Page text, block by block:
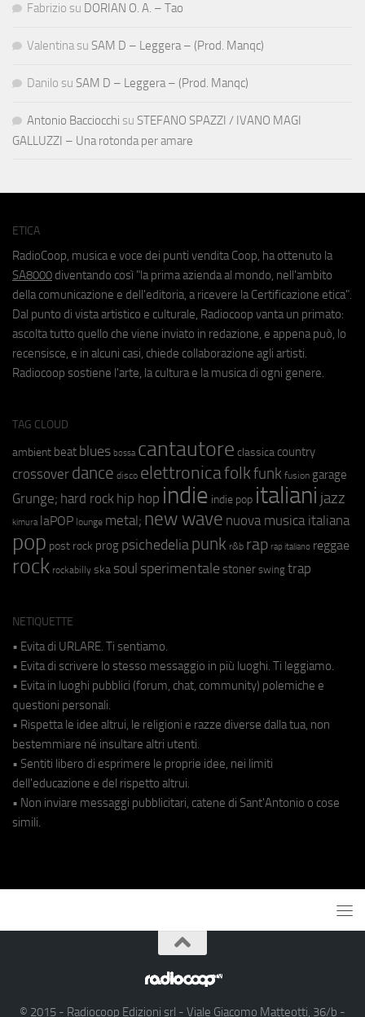
Fabrizio su DORIAN O. A. – Tao
Valentina su SAM D – Leggera – (Prod. Manqc)
Danilo su SAM D – Leggera – (Prod. Manqc)
Antonio Bacciocchi su STEFANO SPAZZI / IVANO MAGI
GALLUZZI – Una rotonda per amare
ETICA
RadioCoop, musica e voce dei punti vendita Coop, ha ottenuto la
SA8000 diventando così "la prima azienda al mondo, nell'ambito
della comunicazione e dell'editoria, a ricevere la Certificazione etica".
Dal punto di vista artistico e culturale, Radiocoop vanta un primato:
ascolta tutto quello che viene inviato in redazione, e appena può, lo
recensisce, e in alcuni casi, chiede collaborazione agli artisti.
Radiocoop sostiene l'arte, la cultura e la musica di ogni genere.
TAG CLOUD
ambient beat blues bossa cantautore classica country
crossover dance disco elettronicafolkfunk fusion garage
Grunge; hard rock hip hop indie indie pop italiani jazz
kimura laPOP lounge metal; new wave nuova musica italiana
pop post rock prog psichedeliapunk r&b rap rap italiano reggae
rock rockabilly ska soul sperimentale stoner swing trap
NETIQUETTE
• Evita di URLARE. Ti sentiamo.
• Evita di scrivere lo stesso messaggio in più luoghi. Ti leggiamo.
• Evita in luoghi pubblici (forum, chat, community) polemiche e
questioni personali.
• Rispetta le idee altrui, le religioni e razze diverse dalla tua, non
bestemmiare né insultare altri utenti.
• Sentiti libero di esprimere le proprie idee, nei limiti
dell'educazione e del rispetto altrui.
• Non inviare messaggi pubblicitari, catene di Sant'Antonio o cose
simili.
© 2015 - Radiocoop Edizioni srl - Viale Giacomo Matteotti, 36/b -